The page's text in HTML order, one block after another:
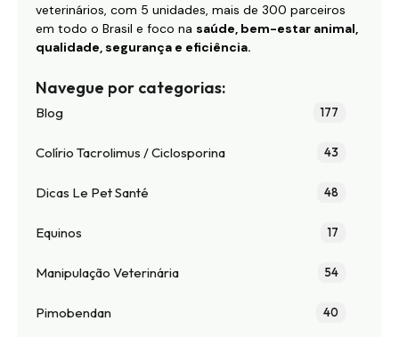
veterinários, com 5 unidades, mais de 300 parceiros
em todo o Brasil e foco na saúde, bem-estar animal,
qualidade, segurança e eficiência.
Navegue por categorias:
Blog 177
Colírio Tacrolimus / Ciclosporina 43
Dicas Le Pet Santé 48
Equinos 17
Manipulação Veterinária 54
Pimobendan 40